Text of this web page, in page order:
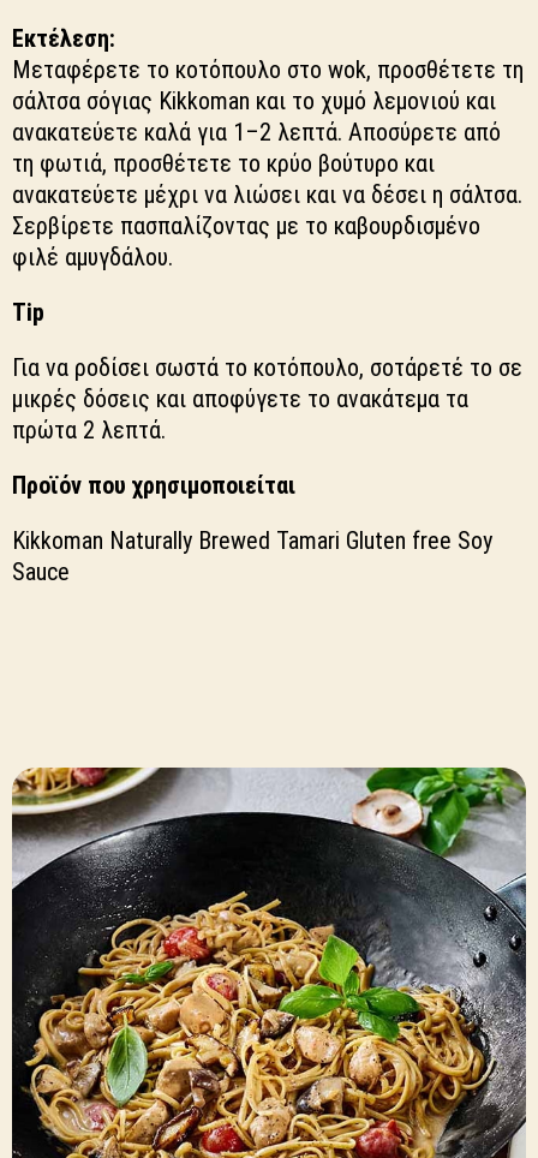
Εκτέλεση:
Μεταφέρετε το κοτόπουλο στο wok, προσθέτετε τη
σάλτσα σόγιας Kikkoman και το χυμό λεμονιού και
ανακατεύετε καλά για 1–2 λεπτά. Αποσύρετε από
τη φωτιά, προσθέτετε το κρύο βούτυρο και
ανακατεύετε μέχρι να λιώσει και να δέσει η σάλτσα.
Σερβίρετε πασπαλίζοντας με το καβουρδισμένο
φιλέ αμυγδάλου.
Tip
Για να ροδίσει σωστά το κοτόπουλο, σοτάρετέ το σε
μικρές δόσεις και αποφύγετε το ανακάτεμα τα
πρώτα 2 λεπτά.
Προϊόν που χρησιμοποιείται
Kikkoman Naturally Brewed Tamari Gluten free Soy
Sauce